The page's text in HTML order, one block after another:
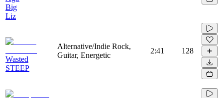
Big
Liz
Wasted
STEEP
Alternative/Indie Rock,
Guitar, Energetic
2:41 128